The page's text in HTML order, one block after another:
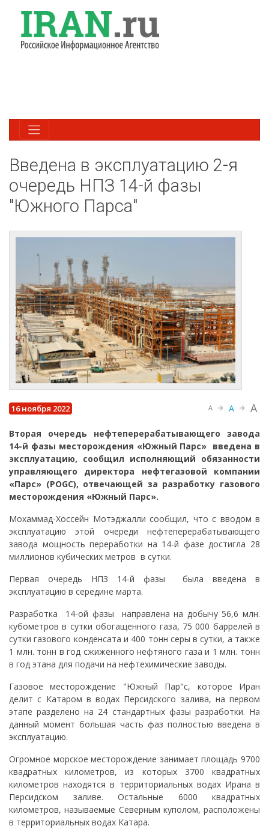
Введена в эксплуатацию 2-я
очередь НПЗ 14-й фазы
"Южного Парса"
16 ноября 2022 A A A
Вторая очередь нефтеперерабатывающего завода
14-й фазы месторождения «Южный Парс» введена в
эксплуатацию, сообщил исполняющий обязанности
управляющего директора нефтегазовой компании
«Парс» (POGC), отвечающей за разработку газового
месторождения «Южный Парс».
Мохаммад-Хоссейн Мотэджалли сообщил, что с вводом в
эксплуатацию этой очереди нефтеперерабатывающего
завода мощность переработки на 14-й фазе достигла 28
миллионов кубических метров в сутки.
Первая очередь НПЗ 14-й фазы была введена в
эксплуатацию в середине марта.
Разработка 14-ой фазы направлена ​​на добычу 56,6 млн.
кубометров в сутки обогащенного газа, 75 000 баррелей в
сутки газового конденсата и 400 тонн серы в сутки, а также
1 млн. тонн в год сжиженного нефтяного газа и 1 млн. тонн
в год этана для подачи на нефтехимические заводы.
Газовое месторождение "Южный Пар"с, которое Иран
делит с Катаром в водах Персидского залива, на первом
этапе разделено на 24 стандартных фазы разработки. На
данный момент большая часть фаз полностью введена в
эксплуатацию.
Огромное морское месторождение занимает площадь 9700
квадратных километров, из которых 3700 квадратных
километров находятся в территориальных водах Ирана в
Персидском заливе. Остальные 6000 квадратных
километров, называемые Северным куполом, расположены
в территориальных водах Катара.